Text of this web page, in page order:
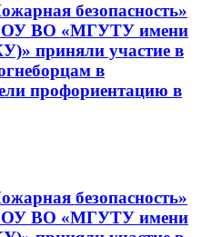
безопасность»
ВО «МГУТУ имени
приняли участие в
в
профориентацию в
безопасность»
ВО «МГУТУ имени